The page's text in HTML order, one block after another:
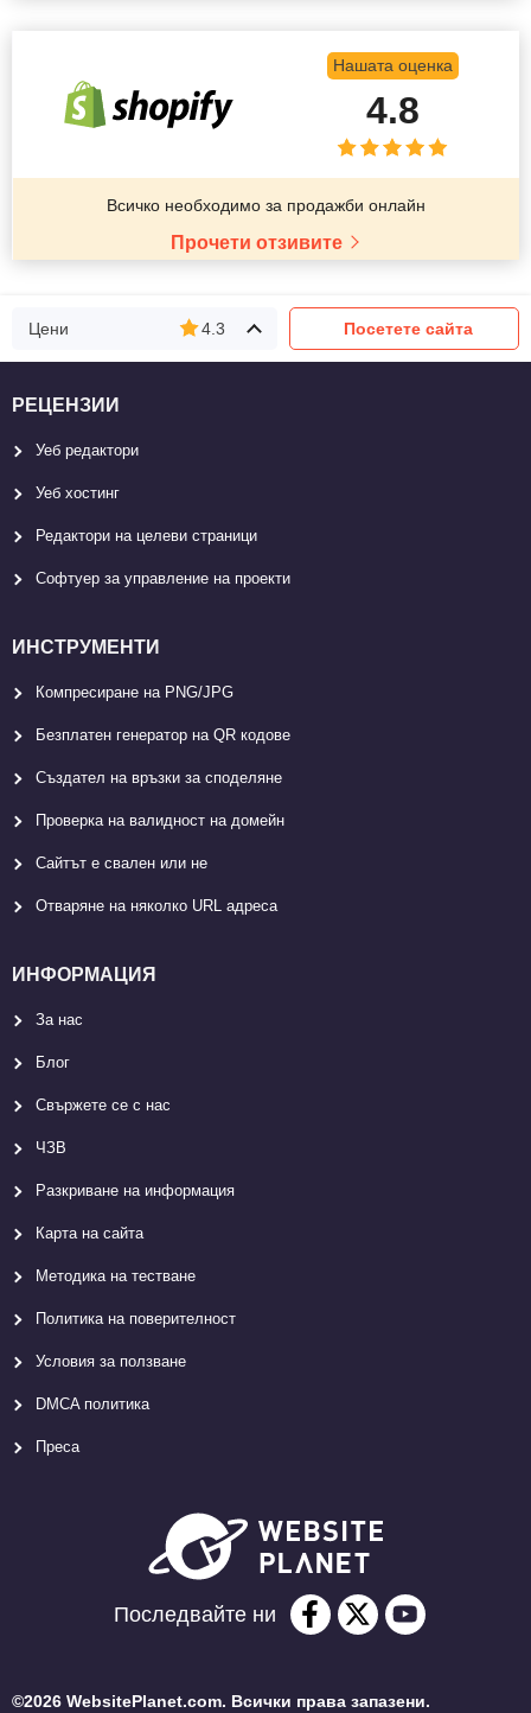
Нашата оценка
4.8
Всичко необходимо за продажби онлайн
Прочети отзивите
Цени 4.3 Посетете сайта
РЕЦЕНЗИИ
Уеб редактори
Уеб хостинг
Редактори на целеви страници
Софтуер за управление на проекти
ИНСТРУМЕНТИ
Компресиране на PNG/JPG
Безплатен генератор на QR кодове
Създател на връзки за споделяне
Проверка на валидност на домейн
Сайтът е свален или не
Отваряне на няколко URL адреса
ИНФОРМАЦИЯ
За нас
Блог
Свържете се с нас
ЧЗВ
Разкриване на информация
Карта на сайта
Методика на тестване
Политика на поверителност
Условия за ползване
DMCA политика
Преса
Последвайте ни
©2026 WebsitePlanet.com. Всички права запазени.